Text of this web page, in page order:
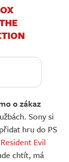
o zákaz
Sony si
hru do PS
Resident Evil
chtít, má